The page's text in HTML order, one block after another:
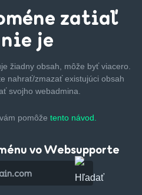
zatiaľ
je
žiadny obsah, môže byťviacero.
nahrať/zmazaťexistujúci obsah
svojho webadmina.
pomôže tento návod.
vo Websupporte